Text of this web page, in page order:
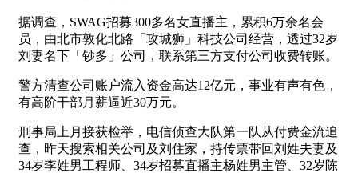
据调查，SWAG招募300多名女直播主，累积6万余名会
员，由北市敦化北路「攻城狮」科技公司经营，透过32岁
刘妻名下「钞多」公司，联系第三方支付公司收费转账。
警方清查公司账户流入资金高达12亿元，事业有声有色，
有高阶干部月薪逼近30万元。
刑事局上月接获检举，电信侦查大队第一队从付费金流追
查，昨天搜索相关公司及刘住家，持传票带回刘姓夫妻及
34岁李姓男工程师、34岁招募直播主杨姓男主管、32岁陈